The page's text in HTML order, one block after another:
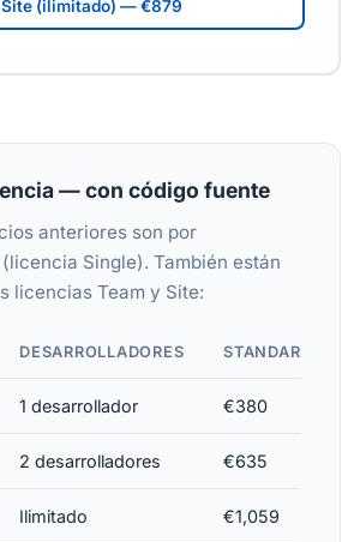
Site (ilimitado) — €879
— con código fuente
anteriores son por
Single). También están
licencias Team y Site:
DESARROLLADORES STANDARD
1 desarrollador €380
2 desarrolladores €635
Ilimitado €1,059